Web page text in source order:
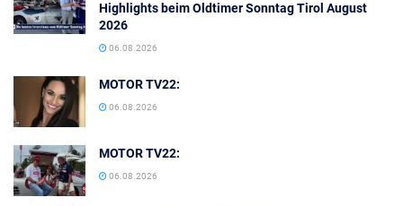
Highlights beim Oldtimer Sonntag Tirol August
2026
06.08.2026
MOTOR TV22:
06.08.2026
MOTOR TV22:
06.08.2026